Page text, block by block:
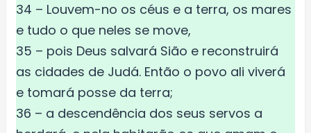
34 – Louvem-no os céus e a terra, os mares
e tudo o que neles se move,
35 – pois Deus salvará Sião e reconstruirá
as cidades de Judá. Então o povo ali viverá
e tomará posse da terra;
36 – a descendência dos seus servos a